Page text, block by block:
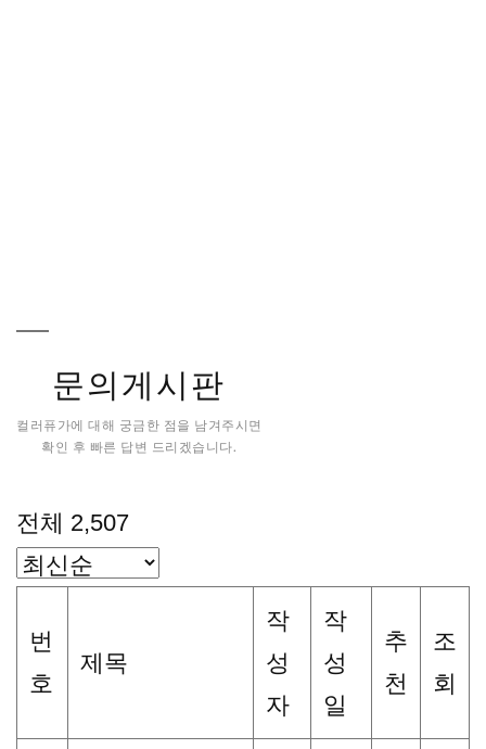
문의게시판
컬러퓨가에 대해 궁금한 점을 남겨주시면
확인 후 빠른 답변 드리겠습니다.
전체 2,507
번
호
제목
작
성
자
작
성
일
추
천
조
회